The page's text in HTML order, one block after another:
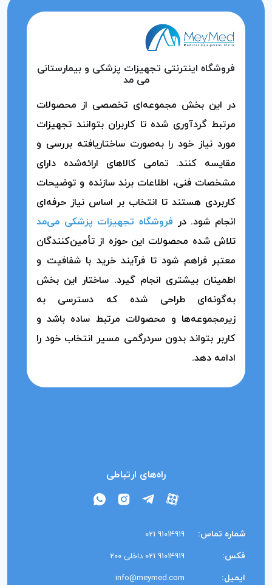
فروشگاه اینترنتی تجهیزات پزشکی و بیمارستانی
می مد
در این بخش مجموعه‌ای تخصصی از محصولات
مرتبط گردآوری شده تا کاربران بتوانند تجهیزات
مورد نیاز خود را به‌صورت ساختاریافته بررسی و
مقایسه کنند. تمامی کالاهای ارائه‌شده دارای
مشخصات فنی، اطلاعات برند سازنده و توضیحات
کاربردی هستند تا انتخاب بر اساس نیاز حرفه‌ای
انجام شود. در فروشگاه تجهیزات پزشکی می‌مد
تلاش شده محصولات این حوزه از تأمین‌کنندگان
معتبر فراهم شود تا فرآیند خرید با شفافیت و
اطمینان بیشتری انجام گیرد. ساختار این بخش
به‌گونه‌ای طراحی شده که دسترسی به
زیرمجموعه‌ها و محصولات مرتبط ساده باشد و
کاربر بتواند بدون سردرگمی مسیر انتخاب خود را
ادامه دهد.
راه‌های ارتباطی
شماره تماس: 91014919 021
فکس: 91014919 021 داخلی 200
ایمیل: info@meymed.com